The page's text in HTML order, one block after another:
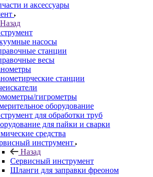
и аксессуары
Назад
насосы
станции
весы
станции
гигрометры
оборудование
для обработки труб
для пайки и сварки
средства
инструмент
Назад
Сервисный инструмент
Шланги для заправки фреоном